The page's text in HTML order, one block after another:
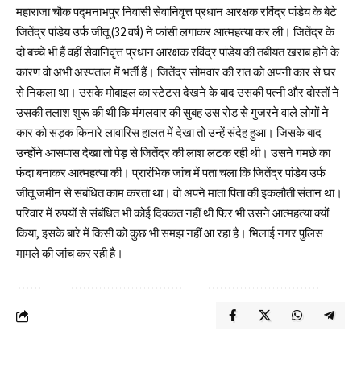
महाराजा चौक पद्मनाभपुर निवासी सेवानिवृत्त प्रधान आरक्षक रविंद्र पांडेय के बेटे
जितेंद्र पांडेय उर्फ जीतू (32 वर्ष) ने फांसी लगाकर आत्महत्या कर ली। जितेंद्र के
दो बच्चे भी हैं वहीं सेवानिवृत्त प्रधान आरक्षक रविंद्र पांडेय की तबीयत खराब होने के
कारण वो अभी अस्पताल में भर्ती हैं। जितेंद्र सोमवार की रात को अपनी कार से घर
से निकला था। उसके मोबाइल का स्टेटस देखने के बाद उसकी पत्नी और दोस्तों ने
उसकी तलाश शुरू की थी कि मंगलवार की सुबह उस रोड से गुजरने वाले लोगों ने
कार को सड़क किनारे लावारिस हालत में देखा तो उन्हें संदेह हुआ। जिसके बाद
उन्होंने आसपास देखा तो पेड़ से जितेंद्र की लाश लटक रही थी। उसने गमछे का
फंदा बनाकर आत्महत्या की। प्रारंभिक जांच में पता चला कि जितेंद्र पांडेय उर्फ
जीतू जमीन से संबंधित काम करता था। वो अपने माता पिता की इकलौती संतान था।
परिवार में रुपयों से संबंधित भी कोई दिक्कत नहीं थी फिर भी उसने आत्महत्या क्यों
किया, इसके बारे में किसी को कुछ भी समझ नहीं आ रहा है। भिलाई नगर पुलिस
मामले की जांच कर रही है।